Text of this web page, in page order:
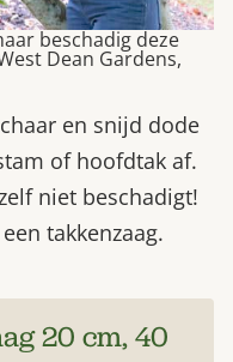
beschadig deze
Dean Gardens,
en snijd dode
of hoofdtak af.
niet beschadigt!
takkenzaag.
20 cm, 40